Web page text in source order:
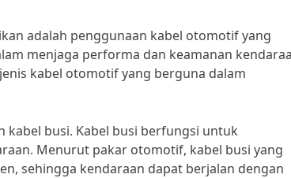
adalah penggunaan kabel otomotif yang
menjaga performa dan keamanan
kabel otomotif yang berguna dalam
kabel busi. Kabel busi berfungsi untuk
Menurut pakar otomotif, kabel busi yang
sehingga kendaraan dapat berjalan dengan